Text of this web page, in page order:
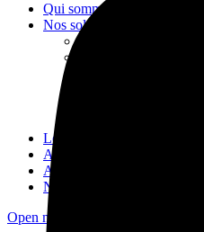
Qui sommes-nous ?
Nos solutions transports
Louer un véhicule
Acheter un véhicule adapté
Actualités
Nous contacter
Open mobile menu